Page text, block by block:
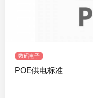
数码电子
POE供电标准